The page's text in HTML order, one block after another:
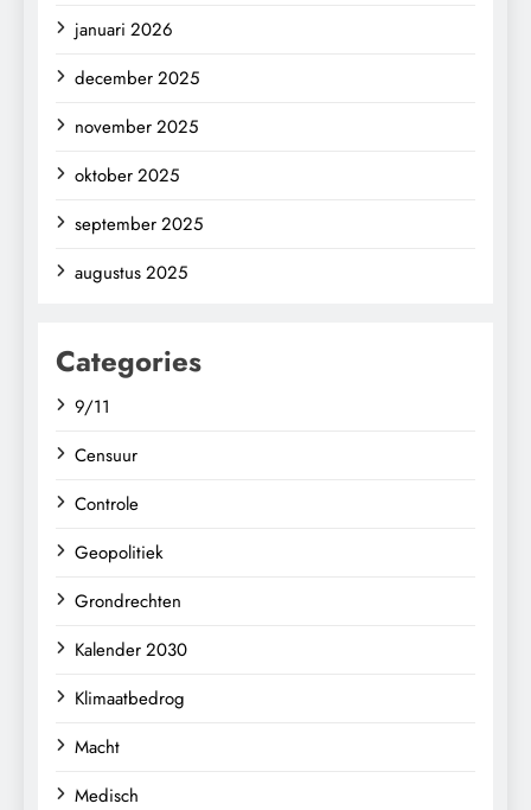
januari 2026
december 2025
november 2025
oktober 2025
september 2025
augustus 2025
Categories
9/11
Censuur
Controle
Geopolitiek
Grondrechten
Kalender 2030
Klimaatbedrog
Macht
Medisch